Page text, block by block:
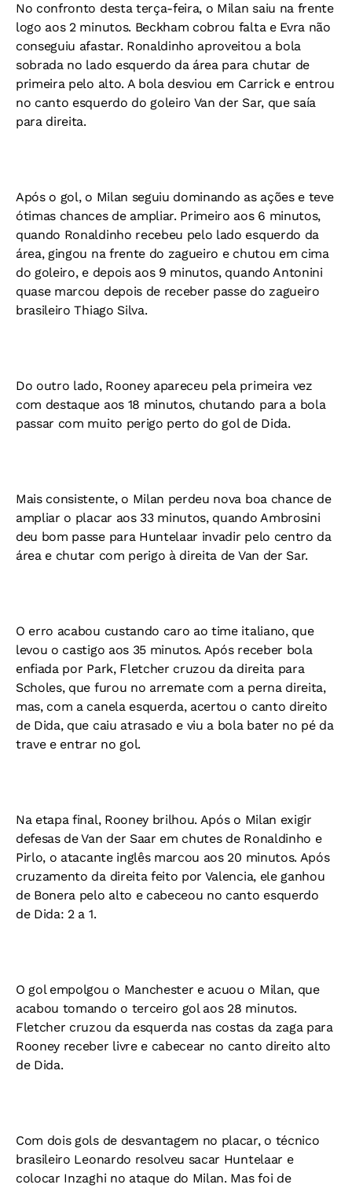
No confronto desta terça-feira, o Milan saiu na frente
logo aos 2 minutos. Beckham cobrou falta e Evra não
conseguiu afastar. Ronaldinho aproveitou a bola
sobrada no lado esquerdo da área para chutar de
primeira pelo alto. A bola desviou em Carrick e entrou
no canto esquerdo do goleiro Van der Sar, que saía
para direita.
Após o gol, o Milan seguiu dominando as ações e teve
ótimas chances de ampliar. Primeiro aos 6 minutos,
quando Ronaldinho recebeu pelo lado esquerdo da
área, gingou na frente do zagueiro e chutou em cima
do goleiro, e depois aos 9 minutos, quando Antonini
quase marcou depois de receber passe do zagueiro
brasileiro Thiago Silva.
Do outro lado, Rooney apareceu pela primeira vez
com destaque aos 18 minutos, chutando para a bola
passar com muito perigo perto do gol de Dida.
Mais consistente, o Milan perdeu nova boa chance de
ampliar o placar aos 33 minutos, quando Ambrosini
deu bom passe para Huntelaar invadir pelo centro da
área e chutar com perigo à direita de Van der Sar.
O erro acabou custando caro ao time italiano, que
levou o castigo aos 35 minutos. Após receber bola
enfiada por Park, Fletcher cruzou da direita para
Scholes, que furou no arremate com a perna direita,
mas, com a canela esquerda, acertou o canto direito
de Dida, que caiu atrasado e viu a bola bater no pé da
trave e entrar no gol.
Na etapa final, Rooney brilhou. Após o Milan exigir
defesas de Van der Saar em chutes de Ronaldinho e
Pirlo, o atacante inglês marcou aos 20 minutos. Após
cruzamento da direita feito por Valencia, ele ganhou
de Bonera pelo alto e cabeceou no canto esquerdo
de Dida: 2 a 1.
O gol empolgou o Manchester e acuou o Milan, que
acabou tomando o terceiro gol aos 28 minutos.
Fletcher cruzou da esquerda nas costas da zaga para
Rooney receber livre e cabecear no canto direito alto
de Dida.
Com dois gols de desvantagem no placar, o técnico
brasileiro Leonardo resolveu sacar Huntelaar e
colocar Inzaghi no ataque do Milan. Mas foi de